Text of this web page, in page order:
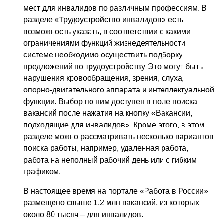
мест для инвалидов по различным профессиям. В
разделе «Трудоустройство инвалидов» есть
возможность указать, в соответствии с какими
ограничениями функций жизнедеятельности
системе необходимо осуществить подборку
предложений по трудоустройству. Это могут быть
нарушения кровообращения, зрения, слуха,
опорно-двигательного аппарата и интеллектуальной
функции. Выбор по ним доступен в поле поиска
вакансий после нажатия на кнопку «Вакансии,
подходящие для инвалидов». Кроме этого, в этом
разделе можно рассматривать несколько вариантов
поиска работы, например, удаленная работа,
работа на неполный рабочий день или с гибким
графиком.
В настоящее время на портале «Работа в России»
размещено свыше 1,2 млн вакансий, из которых
около 80 тысяч – для инвалидов.